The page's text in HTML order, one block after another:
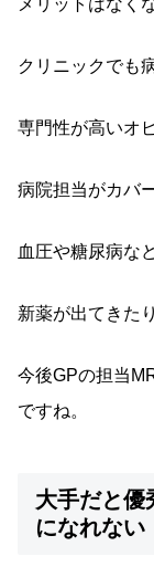
クリニックでも
専門性が高いオ
病院担当がカバ
血圧や糖尿病な
新薬が出てきた
今後GPの担当
ですね。
大手だと優
になれない